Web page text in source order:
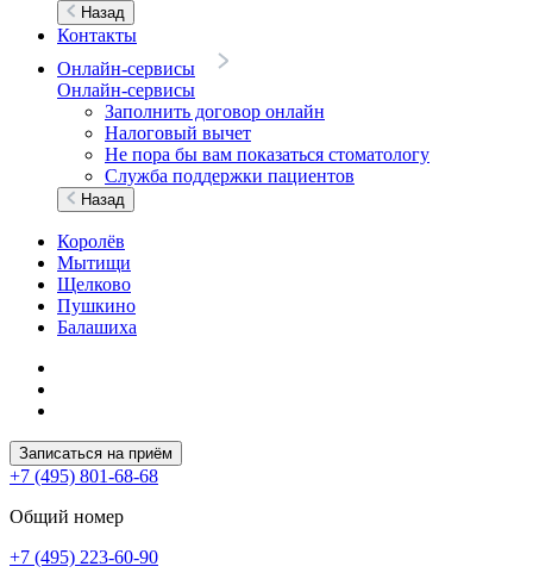
Назад
Контакты
Онлайн-сервисы
Онлайн-сервисы
Заполнить договор онлайн
Налоговый вычет
Не пора бы вам показаться стоматологу
Служба поддержки пациентов
Назад
Королёв
Мытищи
Щелково
Пушкино
Балашиха
Записаться на приём
+7 (495) 801-68-68
Общий номер
+7 (495) 223-60-90